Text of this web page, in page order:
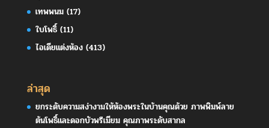
เทพพนม(17)
ใบโพธิ์(11)
ไอเดียแต่งห้อง(413)
ล่าสุด
ยกระดับความสง่างามให้ห้องพระในบ้านคุณด้วย ภาพพิมพ์ลาย
ต้นโพธิ์และดอกบัวพรีเมียม คุณภาพระดับสากล